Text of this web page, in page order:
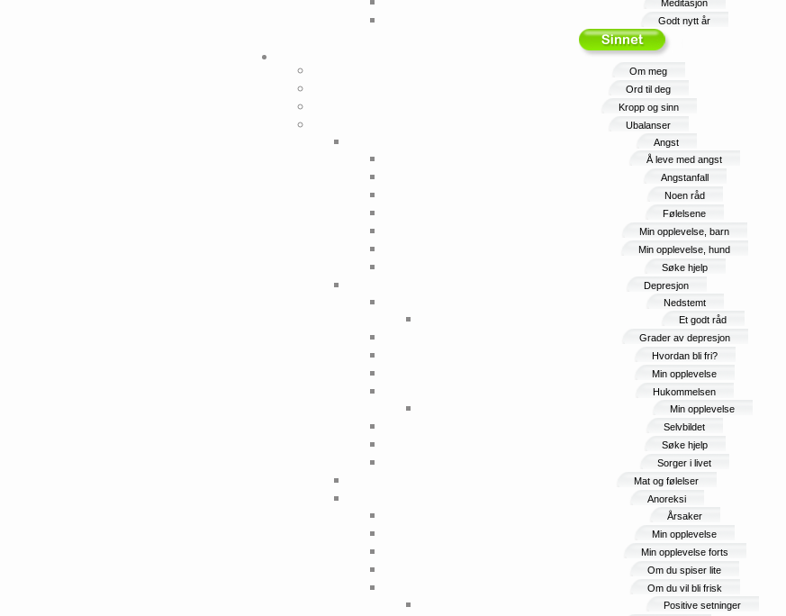
Meditasjon
Godt nytt år
Om meg
Ord til deg
Kropp og sinn
Ubalanser
Angst
Å leve med angst
Angstanfall
Noen råd
Følelsene
Min opplevelse, barn
Min opplevelse, hund
Søke hjelp
Depresjon
Nedstemt
Et godt råd
Grader av depresjon
Hvordan bli fri?
Min opplevelse
Hukommelsen
Min opplevelse
Selvbildet
Søke hjelp
Sorger i livet
Mat og følelser
Anoreksi
Årsaker
Min opplevelse
Min opplevelse forts
Om du spiser lite
Om du vil bli frisk
Positive setninger